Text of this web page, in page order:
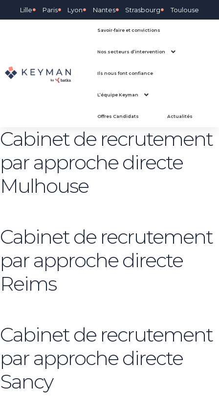
Lille Paris Lyon Nantes Strasbourg Toulouse
Savoir-faire et convictions
Nos secteurs d’intervention
Ils nous font confiance
L’équipe Keyman
Offres Candidats Actualités
Cabinet de recrutement
par approche directe
Mulhouse
Cabinet de recrutement
par approche directe
Reims
Cabinet de recrutement
par approche directe
Sancy